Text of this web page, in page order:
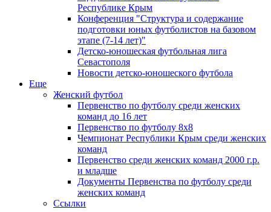
Республике Крым
Конференция "Структура и содержание
подготовки юных футболистов на базовом
этапе (7-14 лет)"
Детско-юношеская футбольная лига
Севастополя
Новости детско-юношеского футбола
Еще
Женский футбол
Первенство по футболу среди женских
команд до 16 лет
Первенство по футболу 8х8
Чемпионат Республики Крым среди женских
команд
Первенство среди женских команд 2000 г.р.
и младше
Документы Первенства по футболу среди
женских команд
Ссылки